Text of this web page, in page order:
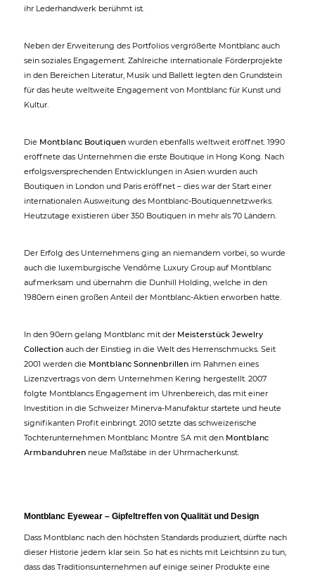
ihr Lederhandwerk berühmt ist.
Neben der Erweiterung des Portfolios vergrößerte Montblanc auch
sein soziales Engagement. Zahlreiche internationale Förderprojekte
in den Bereichen Literatur, Musik und Ballett legten den Grundstein
für das heute weltweite Engagement von Montblanc für Kunst und
Kultur.
Die Montblanc Boutiquen wurden ebenfalls weltweit eröffnet. 1990
eröffnete das Unternehmen die erste Boutique in Hong Kong. Nach
erfolgsversprechenden Entwicklungen in Asien wurden auch
Boutiquen in London und Paris eröffnet – dies war der Start einer
internationalen Ausweitung des Montblanc-Boutiquennetzwerks.
Heutzutage existieren über 350 Boutiquen in mehr als 70 Ländern.
Der Erfolg des Unternehmens ging an niemandem vorbei, so wurde
auch die luxemburgische Vendôme Luxury Group auf Montblanc
aufmerksam und übernahm die Dunhill Holding, welche in den
1980ern einen großen Anteil der Montblanc-Aktien erworben hatte.
In den 90ern gelang Montblanc mit der Meisterstück Jewelry
Collection auch der Einstieg in die Welt des Herrenschmucks. Seit
2001 werden die Montblanc Sonnenbrillen im Rahmen eines
Lizenzvertrags von dem Unternehmen Kering hergestellt. 2007
folgte Montblancs Engagement im Uhrenbereich, das mit einer
Investition in die Schweizer Minerva-Manufaktur startete und heute
signifikanten Profit einbringt. 2010 setzte das schweizerische
Tochterunternehmen Montblanc Montre SA mit den Montblanc
Armbanduhren neue Maßstäbe in der Uhrmacherkunst.
Montblanc Eyewear – Gipfeltreffen von Qualität und Design
Dass Montblanc nach den höchsten Standards produziert, dürfte nach
dieser Historie jedem klar sein. So hat es nichts mit Leichtsinn zu tun,
dass das Traditionsunternehmen auf einige seiner Produkte eine